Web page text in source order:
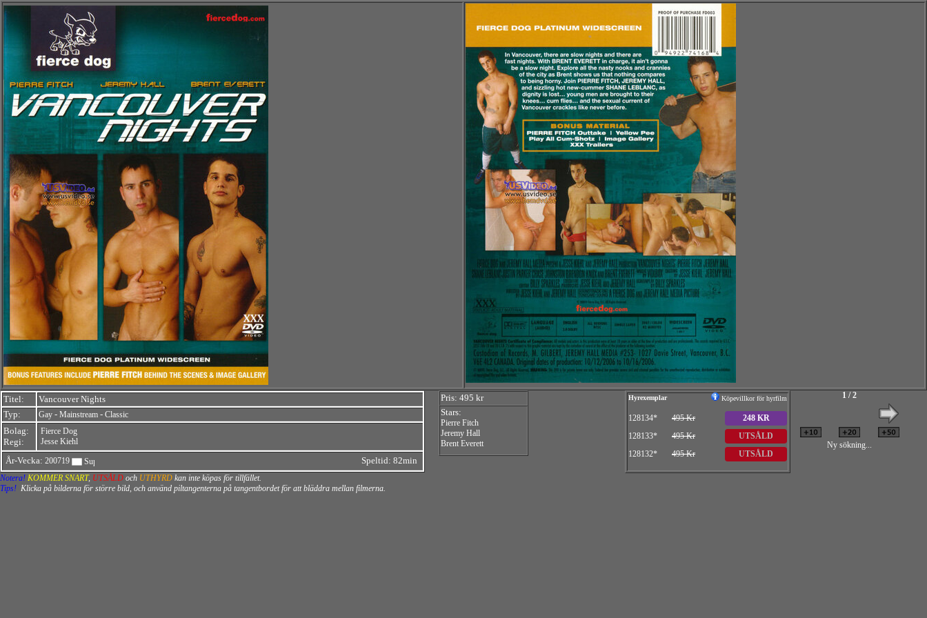
Titel:
Vancouver Nights
Typ:
Gay - Mainstream - Classic
Bolag:
Regi:
Fierce Dog
Jesse Kiehl
År-Vecka: 200719 Speltid: 82min
Pris: 495 kr
Stars:
Pierre Fitch
Jeremy Hall
Brent Everett
Hyrexemplar Köpevillkor för hyrfilm
128134* 495 Kr
248 KR
128133* 495 Kr
UTSÅLD
128132* 495 Kr UTSÅLD
1 / 2
Ny sökning...
Notera! KOMMER SNART, UTSÅLD och UTHYRD kan inte köpas för tillfället.
Tips! Klicka på bilderna för större bild, och använd piltangenterna på tangentbordet för att bläddra mellan filmerna.